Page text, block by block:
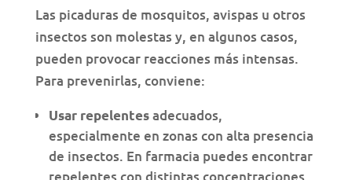
Las picaduras de mosquitos, avispas u otros
insectos son molestas y, en algunos casos,
pueden provocar reacciones más intensas.
Para prevenirlas, conviene:
Usar repelentesadecuados,
especialmente en zonas con alta presencia
de insectos. En farmacia puedes encontrar